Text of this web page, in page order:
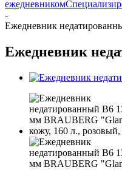
ежедневником
-
Ежедневник
Ежедневник